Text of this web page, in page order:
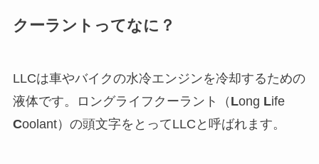
クーラントってなに？
LLCは車やバイクの水冷エンジンを冷却するための
液体です。ロングライフクーラント（ Long Life
Coolant）の頭文字をとってLLCと呼ばれます。